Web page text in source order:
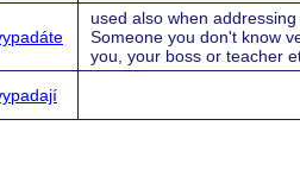
used also when
Someone you don't know
you, your boss or teacher